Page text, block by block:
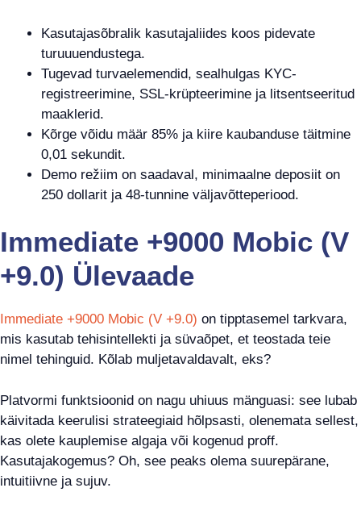
Kasutajasõbralik kasutajaliides koos pidevate
turuuuendustega.
Tugevad turvaelemendid, sealhulgas KYC-
registreerimine, SSL-krüpteerimine ja litsentseeritud
maaklerid.
Kõrge võidu määr 85% ja kiire kaubanduse täitmine
0,01 sekundit.
Demo režiim on saadaval, minimaalne deposiit on
250 dollarit ja 48-tunnine väljavõtteperiood.
Immediate +9000 Mobic (V
+9.0) Ülevaade
Immediate +9000 Mobic (V +9.0) on tipptasemel tarkvara,
mis kasutab tehisintellekti ja süvaõpet, et teostada teie
nimel tehinguid. Kõlab muljetavaldavalt, eks?
Platvormi funktsioonid on nagu uhiuus mänguasi: see lubab
käivitada keerulisi strateegiaid hõlpsasti, olenemata sellest,
kas olete kauplemise algaja või kogenud proff.
Kasutajakogemus? Oh, see peaks olema suurepärane,
intuitiivne ja sujuv.